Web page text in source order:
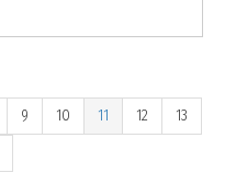
9 10 11 12
13